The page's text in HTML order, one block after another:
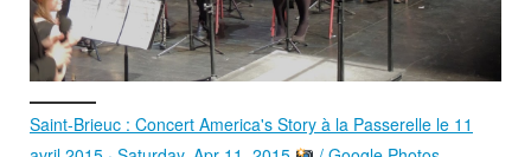
Saint-Brieuc : Concert America's Story à la Passerelle le 11